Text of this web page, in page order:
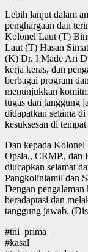
Lebih lanjut dalam
penghargaan dan
Kolonel Laut (T)
Laut (T) Hasan
(K) Dr. I Made Ari
kerja keras, dan
berbagai program
menunjukkan
tugas dan tanggung
didapatkan selama
kesuksesan di
Dan kepada
Opsla., CRMP., dan
diucapkan selamat
Pangkolinlamil dan
Dengan pengalaman
beradaptasi dan
tanggung jawab.
#tni_prima
#kasal